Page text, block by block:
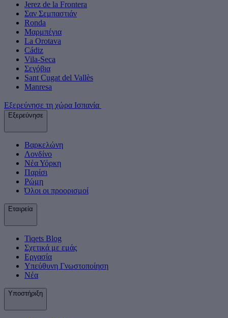
Jerez de la Frontera
Σαν Σεμπαστιάν
Ronda
Μαρμπέγια
La Orotava
Cádiz
Vila-Seca
Σεγόβια
Sant Cugat del Vallès
Manresa
Εξερεύνησε τη χώρα Ισπανία
Εξερεύνησε
Βαρκελώνη
Λονδίνο
Νέα Υόρκη
Παρίσι
Ρώμη
Όλοι οι προορισμοί
Εταιρεία
Tiqets Βlog
Σχετικά με εμάς
Εργασία
Υπεύθυνη Γνωστοποίηση
Νέα
Υποστήριξη